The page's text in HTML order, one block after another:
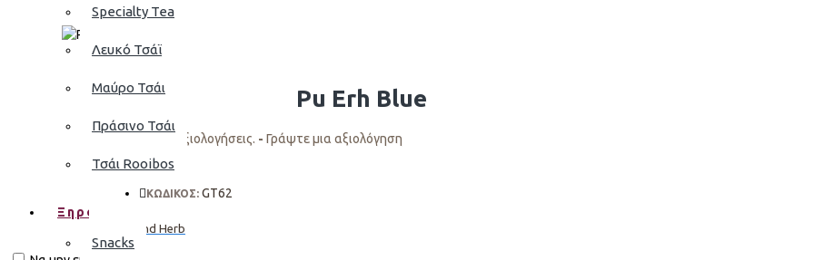
Specialty Tea
Λευκό Τσάϊ
Μαύρο Τσάι
Πράσινο Τσάι
Τσάι Rooibos
Ξηροί Καρποί
Snacks
Pu Erh Blue
Σύμφωνα με 0 αξιολογήσεις. - Γράψτε μια αξιολόγηση
ΚΩΔΙΚΟΣ: GT62
Bean and Herb